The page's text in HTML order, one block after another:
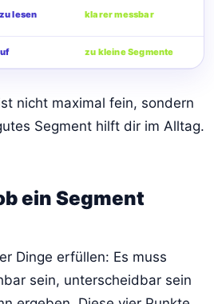
lesen klarer messbar
zu kleine Segmente
nicht maximal fein, sondern
Segment hilft dir im Alltag.
ein Segment
Dinge erfüllen: Es muss
sein, unterscheidbar sein